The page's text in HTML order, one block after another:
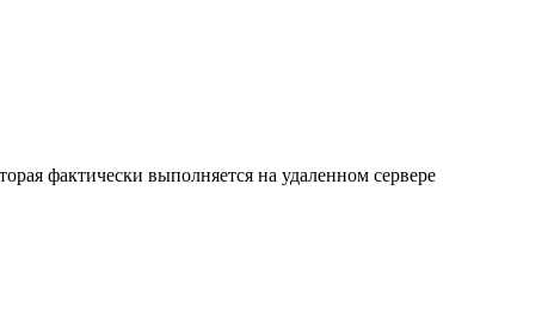
фактически выполняется на удаленном сервере